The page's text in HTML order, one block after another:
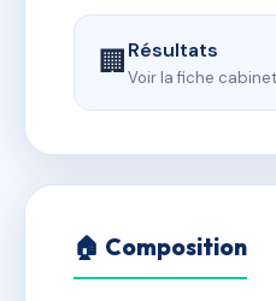
🏢Résultats
Voir la fiche
🏠 Composition